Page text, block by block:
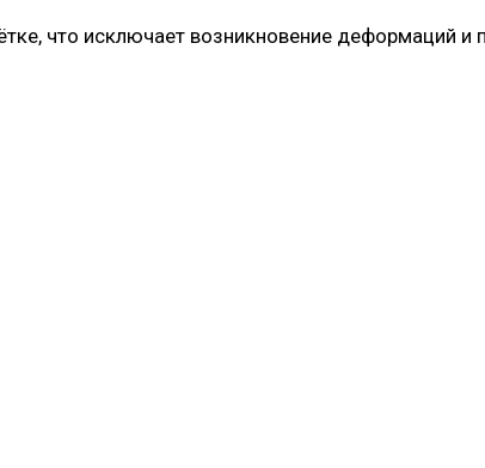
что исключает возникновение деформаций